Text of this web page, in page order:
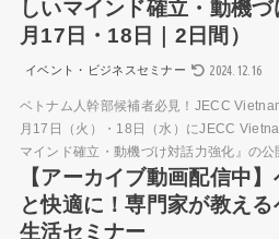
しいマインド確立・動機
月17日・18日｜2日間）
イベント・ビジネスセミナー 2024.12.16
ベトナム人幹部候補者必見！JECC
月17日（火）・18日（水）にJECC
マインド確立・動機づけ対話力強化』の公
【アーカイブ動画配信中
と快適に！専門家が教え
生活セミナー